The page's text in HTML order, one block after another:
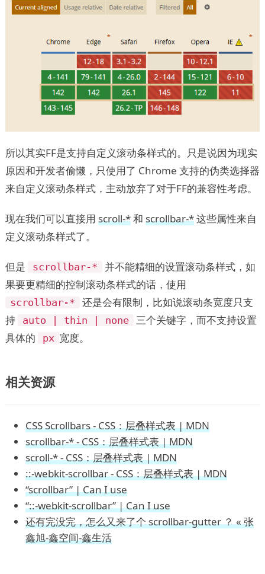
所以其实FF是支持自定义滚动条样式的。只是说因为现实
原因和开发者偷懒，只使用了 Chrome 支持的伪类选择器
来自定义滚动条样式，主动放弃了对于FF的兼容性考虑。
现在我们可以直接用 scroll-*和 scrollbar-*这些属性来自
定义滚动条样式了。
但是 scrollbar-*
并不能精细的设置滚动条样式，如
果要更精细的控制滚动条样式的话，使用
scrollbar-*
还是会有限制，比如说滚动条宽度只支
持
auto | thin | none
三个关键字，而不支持设置
具体的
px 宽度。
相关资源
CSS Scrollbars - CSS：层叠样式表 | MDN
scrollbar-* - CSS：层叠样式表 | MDN
scroll-* - CSS：层叠样式表 | MDN
::-webkit-scrollbar - CSS：层叠样式表 | MDN
“scrollbar” | Can I use
“::-webkit-scrollbar” | Can I use
还有完没完，怎么又来了个 scrollbar-gutter ？ « 张
鑫旭-鑫空间-鑫生活